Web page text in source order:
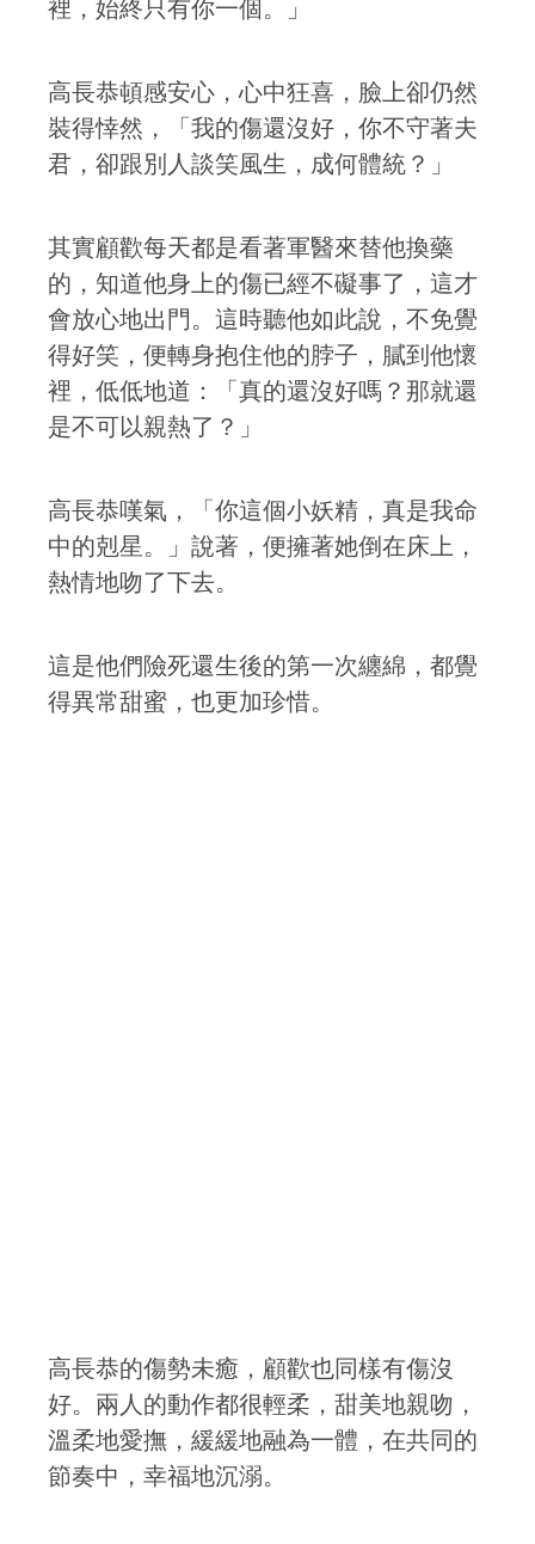
裡，始終只有你一個。」
高長恭頓感安心，心中狂喜，臉上卻仍然
裝得悻然，「我的傷還沒好，你不守著夫
君，卻跟別人談笑風生，成何體統？」
其實顧歡每天都是看著軍醫來替他換藥
的，知道他身上的傷已經不礙事了，這才
會放心地出門。這時聽他如此說，不免覺
得好笑，便轉身抱住他的脖子，膩到他懷
裡，低低地道：「真的還沒好嗎？那就還
是不可以親熱了？」
高長恭嘆氣，「你這個小妖精，真是我命
中的剋星。」說著，便擁著她倒在床上，
熱情地吻了下去。
這是他們險死還生後的第一次纏綿，都覺
得異常甜蜜，也更加珍惜。
高長恭的傷勢未癒，顧歡也同樣有傷沒
好。兩人的動作都很輕柔，甜美地親吻，
溫柔地愛撫，緩緩地融為一體，在共同的
節奏中，幸福地沉溺。